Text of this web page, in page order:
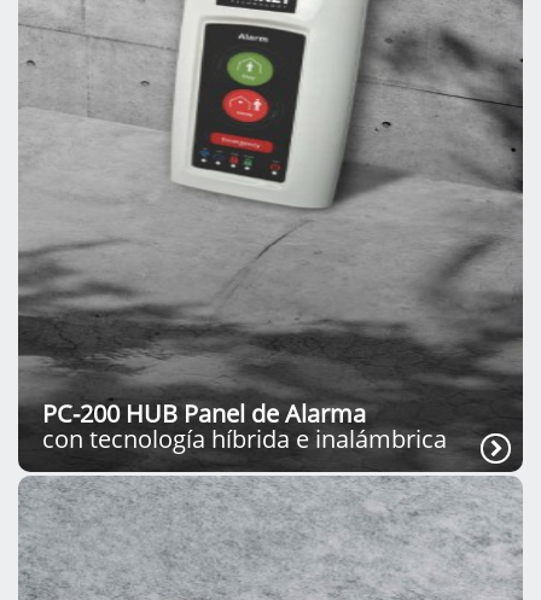
PC-200 HUB Panel de Alarma
con tecnología híbrida e inalámbrica